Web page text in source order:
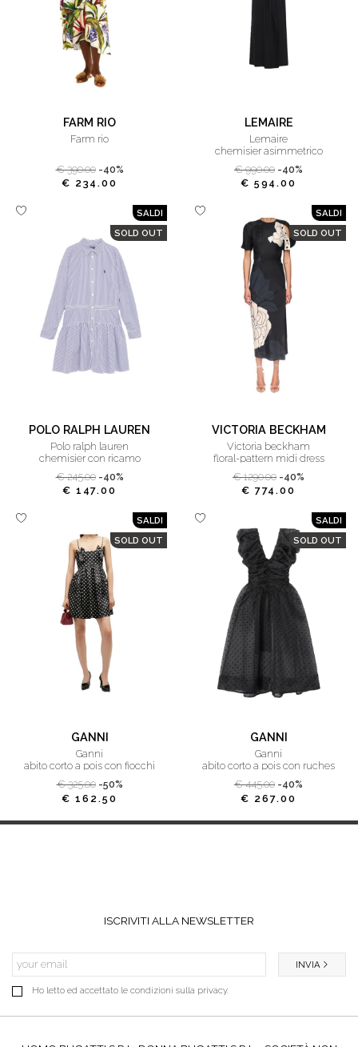
FARM RIO
farm rio
florart sand strapless maxi dress
€ 390.00 -40%
€ 234.00
LEMAIRE
lemaire
chemisier asimmetrico
€ 990.00 -40%
€ 594.00
SALDI
SOLD OUT
POLO RALPH LAUREN
polo ralph lauren
chemisier con ricamo
€ 245.00 -40%
€ 147.00
SALDI
SOLD OUT
VICTORIA BECKHAM
victoria beckham
floral-pattern midi dress
€ 1290.00 -40%
€ 774.00
SALDI
SOLD OUT
GANNI
ganni
abito corto a pois con fiocchi
€ 325.00 -50%
€ 162.50
SALDI
SOLD OUT
GANNI
ganni
abito corto a pois con ruches
€ 445.00 -40%
€ 267.00
ISCRIVITI ALLA NEWSLETTER
Ho letto ed accettato le condizioni sulla privacy.
INVIA